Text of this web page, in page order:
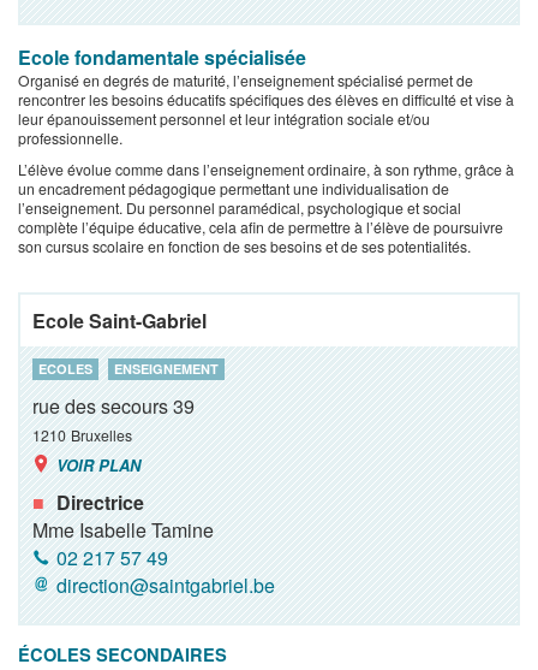
Ecole fondamentale spécialisée
Organisé en degrés de maturité, l’enseignement spécialisé permet de
rencontrer les besoins éducatifs spécifiques des élèves en difficulté et vise à
leur épanouissement personnel et leur intégration sociale et/ou
professionnelle.
L’élève évolue comme dans l’enseignement ordinaire, à son rythme, grâce à
un encadrement pédagogique permettant une individualisation de
l’enseignement. Du personnel paramédical, psychologique et social
complète l’équipe éducative, cela afin de permettre à l’élève de poursuivre
son cursus scolaire en fonction de ses besoins et de ses potentialités.
Ecole Saint-Gabriel
ECOLES ENSEIGNEMENT
rue des secours 39
1210 Bruxelles
VOIR PLAN
Directrice
Mme Isabelle Tamine
02 217 57 49
direction@saintgabriel.be
ÉCOLES SECONDAIRES